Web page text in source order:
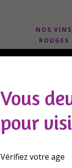
NOS VINS
ROUGES
Accueil vin
Vous
pour
Vérifiez votre age